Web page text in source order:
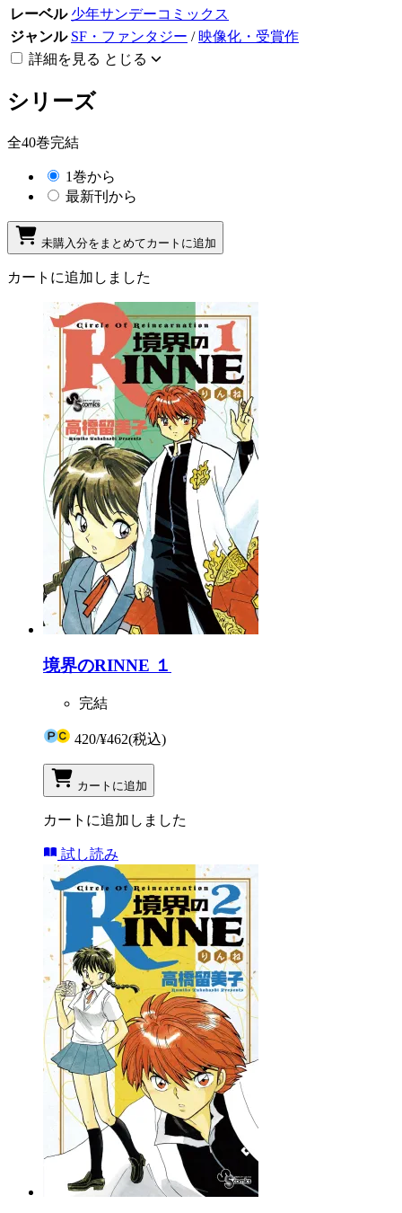
レーベル 少年サンデーコミックス
ジャンル SF・ファンタジー / 映像化・受賞作
詳細を見る とじる
シリーズ
全40巻完結
1巻から
最新刊から
未購入分をまとめてカートに追加
カートに追加しました
境界のRINNE １
完結
420/¥462(税込)
カートに追加
カートに追加しました
試し読み